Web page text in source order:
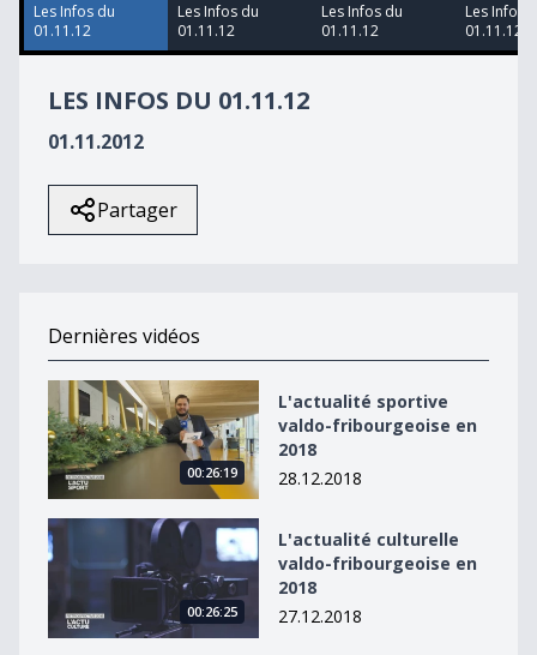
19
seconds
Les Infos du
01.11.12
Les Infos du
01.11.12
Les Infos du
01.11.12
Les Infos
01.11.12
LES INFOS DU 01.11.12
01.11.2012
Partager
Dernières vidéos
L&#039;actualité sportive valdo-fribourgeoise en 2018
00:26:19
L'actualité sportive
valdo-fribourgeoise en
2018
28.12.2018
L&#039;actualité culturelle valdo-fribourgeoise en
00:26:25
L'actualité culturelle
valdo-fribourgeoise en
2018
27.12.2018